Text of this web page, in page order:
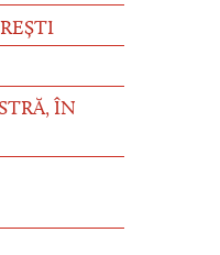
ÎN